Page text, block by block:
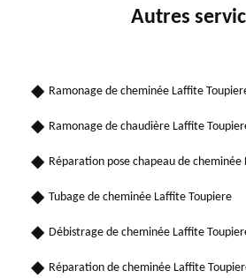
Autres
Ramonage de cheminée Laffite
Ramonage de chaudière Laffite
Réparation pose chapeau de
Tubage de cheminée Laffite Toupiere
Débistrage de cheminée Laffite
Réparation de cheminée Laffite